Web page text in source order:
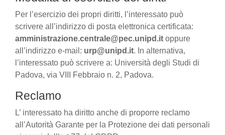
Per l’esercizio dei propri diritti, l’interessato può
scrivere all’indirizzo di posta elettronica certificata:
amministrazione.centrale@pec.unipd.it oppure
all’indirizzo e-mail: urp@unipd.it. In alternativa,
l’interessato può scrivere a: Università degli Studi di
Padova, via VIII Febbraio n. 2, Padova.
Reclamo
L’ interessato ha diritto anche di proporre reclamo
all’Autorità Garante per la Protezione dei dati personali